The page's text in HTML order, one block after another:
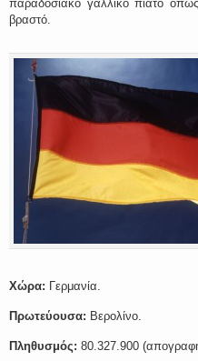
παραδοσιακό γαλλικό πιάτο
βραστό.
Χώρα: Γερμανία.
Πρωτεύουσα: Βερολίνο.
Πληθυσμός: 80.327.900